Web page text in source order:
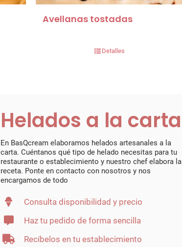
Avellanas tostadas
Detalles
Helados a la carta
En BasQcream elaboramos helados artesanales a la
carta. Cuéntanos qué tipo de helado necesitas para tu
restaurante o establecimiento y nuestro chef elabora la
receta. Ponte en contacto con nosotros y nos
encargamos de todo
Consulta disponibilidad y precio
Haz tu pedido de forma sencilla
Recíbelos en tu establecimiento